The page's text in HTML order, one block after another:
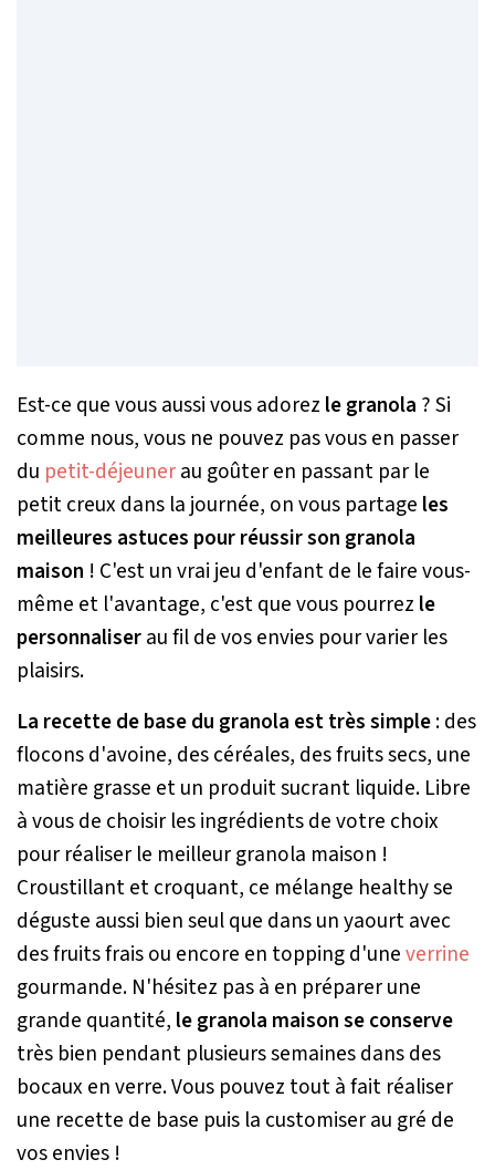
Est-ce que vous aussi vous adorez le granola ? Si
comme nous, vous ne pouvez pas vous en passer
du petit-déjeunerau goûter en passant par le
petit creux dans la journée, on vous partage les
meilleures astuces pour réussir son granola
maison ! C'est un vrai jeu d'enfant de le faire vous-
même et l'avantage, c'est que vous pourrez le
personnaliserau fil de vos envies pour varier les
plaisirs.
La recette de base du granola est très simple: des
flocons d'avoine, des céréales, des fruits secs, une
matière grasse et un produit sucrant liquide. Libre
à vous de choisir les ingrédients de votre choix
pour réaliser le meilleur granola maison !
Croustillant et croquant, ce mélange healthy se
déguste aussi bien seul que dans un yaourt avec
des fruits frais ou encore en topping d'uneverrine
gourmande. N'hésitez pas à en préparer une
grande quantité, le granola maison se conserve
très bien pendant plusieurs semaines dans des
bocaux en verre. Vous pouvez tout à fait réaliser
une recette de base puis la customiser au gré de
vos envies !